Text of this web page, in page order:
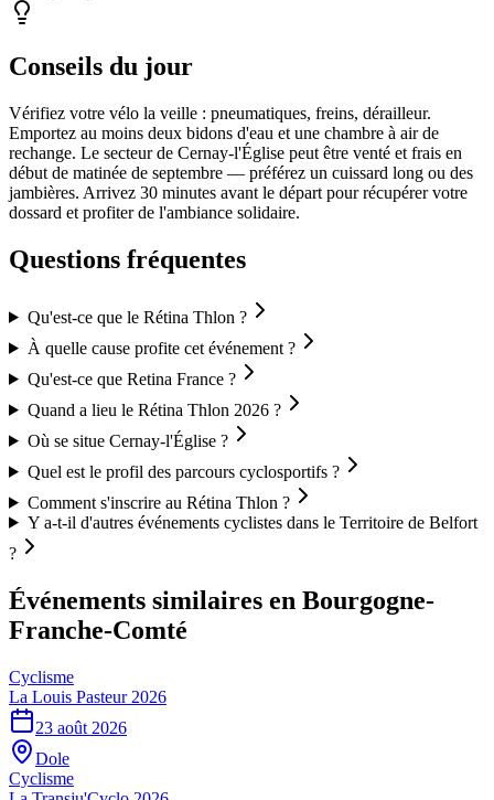
Conseils du jour
Vérifiez votre vélo la veille : pneumatiques, freins, dérailleur.
Emportez au moins deux bidons d'eau et une chambre à air de
rechange. Le secteur de Cernay-l'Église peut être venté et frais en
début de matinée de septembre — préférez un cuissard long ou des
jambières. Arrivez 30 minutes avant le départ pour récupérer votre
dossard et profiter de l'ambiance solidaire.
Questions fréquentes
Qu'est-ce que le Rétina Thlon ?
À quelle cause profite cet événement ?
Qu'est-ce que Retina France ?
Quand a lieu le Rétina Thlon 2026 ?
Où se situe Cernay-l'Église ?
Quel est le profil des parcours cyclosportifs ?
Comment s'inscrire au Rétina Thlon ?
Y a-t-il d'autres événements cyclistes dans le Territoire de Belfort
?
Événements similaires en Bourgogne-
Franche-Comté
Cyclisme
La Louis Pasteur 2026
23 août 2026
Dole
Cyclisme